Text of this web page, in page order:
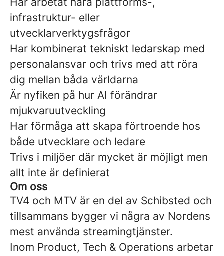
infrastruktur- eller
utvecklarverktygsfrågor
Har kombinerat tekniskt ledarskap med
personalansvar och trivs med att röra
dig mellan båda världarna
Är nyfiken på hur AI förändrar
mjukvaruutveckling
Har förmåga att skapa förtroende hos
både utvecklare och ledare
Trivs i miljöer där mycket är möjligt men
allt inte är definierat
Om oss
TV4 och MTV är en del av Schibsted och
tillsammans bygger vi några av Nordens
mest använda streamingtjänster.
Inom Product, Tech & Operations arbetar